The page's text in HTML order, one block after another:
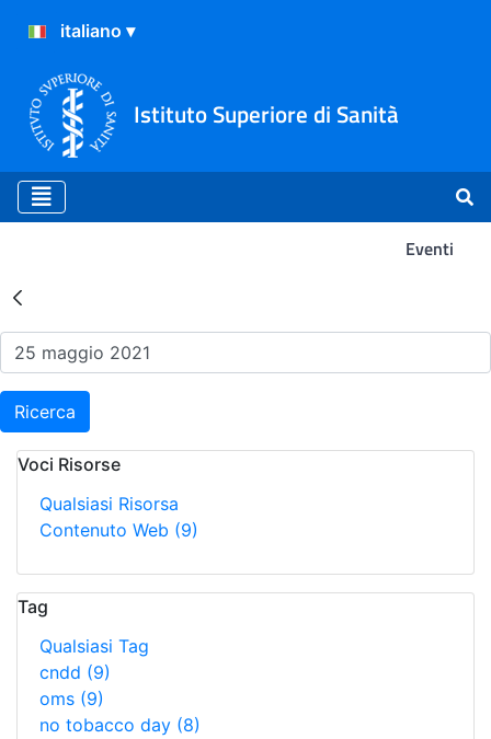
Istituto Superiore di Sanità
Eventi
Risultati della Ricerca -
Ricerca
Voci Risorse
Qualsiasi Risorsa
Contenuto Web (9)
Tag
Qualsiasi Tag
cndd (9)
oms (9)
no tobacco day (8)